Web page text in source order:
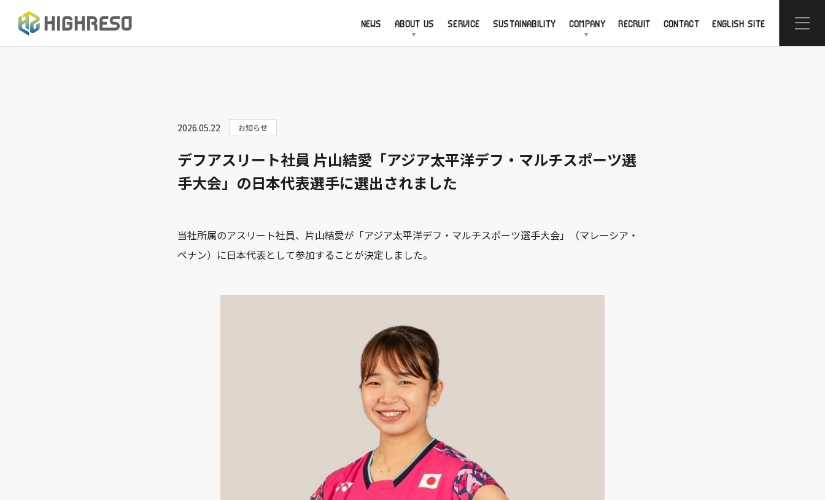
NEWS ABOUT US SERVICE SUSTAINABILITY COMPANY RECRUIT CONTACT ENGLISH SITE
2026.05.22 お知らせ
デフアスリート社員 片山結愛「アジア太平洋デフ・マルチスポーツ選
手大会」の日本代表選手に選出されました
当社所属のアスリート社員、片山結愛が「アジア太平洋デフ・マルチスポーツ選手大会」（マレーシア・
ペナン）に日本代表として参加することが決定しました。